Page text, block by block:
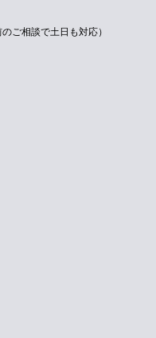
相談で土日も対応）